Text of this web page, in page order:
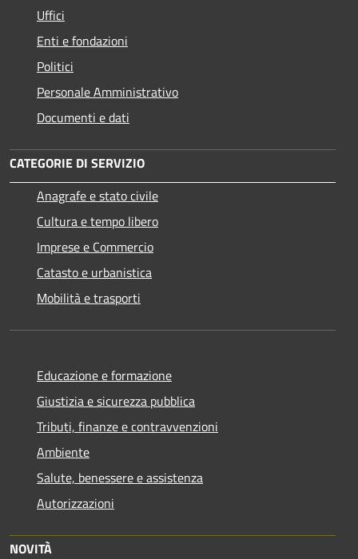
Uffici
Enti e fondazioni
Politici
Personale Amministrativo
Documenti e dati
CATEGORIE DI SERVIZIO
Anagrafe e stato civile
Cultura e tempo libero
Imprese e Commercio
Catasto e urbanistica
Mobilità e trasporti
Educazione e formazione
Giustizia e sicurezza pubblica
Tributi, finanze e contravvenzioni
Ambiente
Salute, benessere e assistenza
Autorizzazioni
NOVITÀ